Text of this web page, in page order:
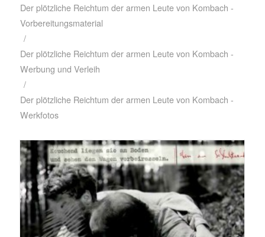
Der plötzliche Reichtum der armen Leute von Kombach -
Vorbereitungsmaterial
/
Der plötzliche Reichtum der armen Leute von Kombach -
Werbung und Verleih
/
Der plötzliche Reichtum der armen Leute von Kombach -
Werkfotos